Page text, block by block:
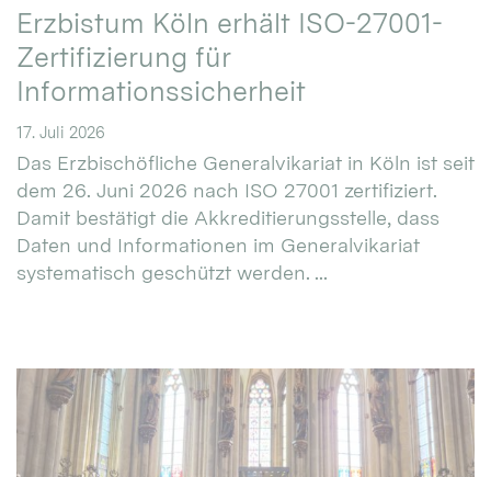
Erzbistum Köln erhält ISO-27001-
Zertifizierung für
Informationssicherheit
17. Juli 2026
Das Erzbischöfliche Generalvikariat in Köln ist seit
dem 26. Juni 2026 nach ISO 27001 zertifiziert.
Damit bestätigt die Akkreditierungsstelle, dass
Daten und Informationen im Generalvikariat
systematisch geschützt werden. ...